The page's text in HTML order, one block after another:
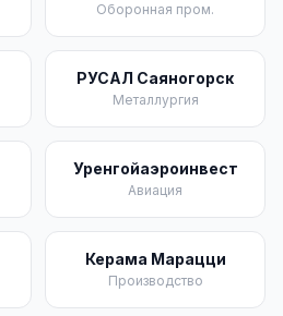
Оборонная пром.
РУСАЛ Саяногорск
Металлургия
Уренгойаэроинвест
Авиация
Керама Марацци
Производство